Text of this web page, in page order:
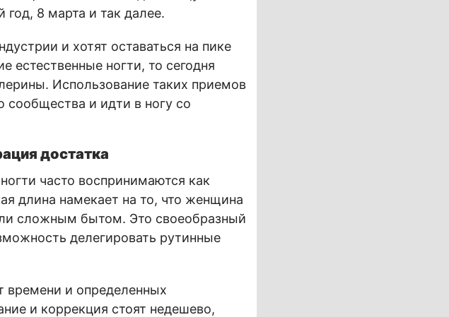
год, 8 марта и так далее.
и хотят оставаться на пике
естественные ногти, то сегодня
Использование таких приемов
сообщества и идти в ногу со
достатка
часто воспринимаются как
длина намекает на то, что женщина
сложным бытом. Это своеобразный
делегировать рутинные
времени и определенных
и коррекция стоят недешево,